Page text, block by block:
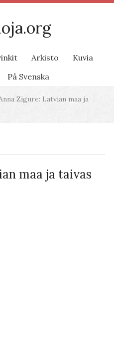
Arkisto
Kuvia
På Svenska
Zigure: Latvian maa ja
maa ja taivas